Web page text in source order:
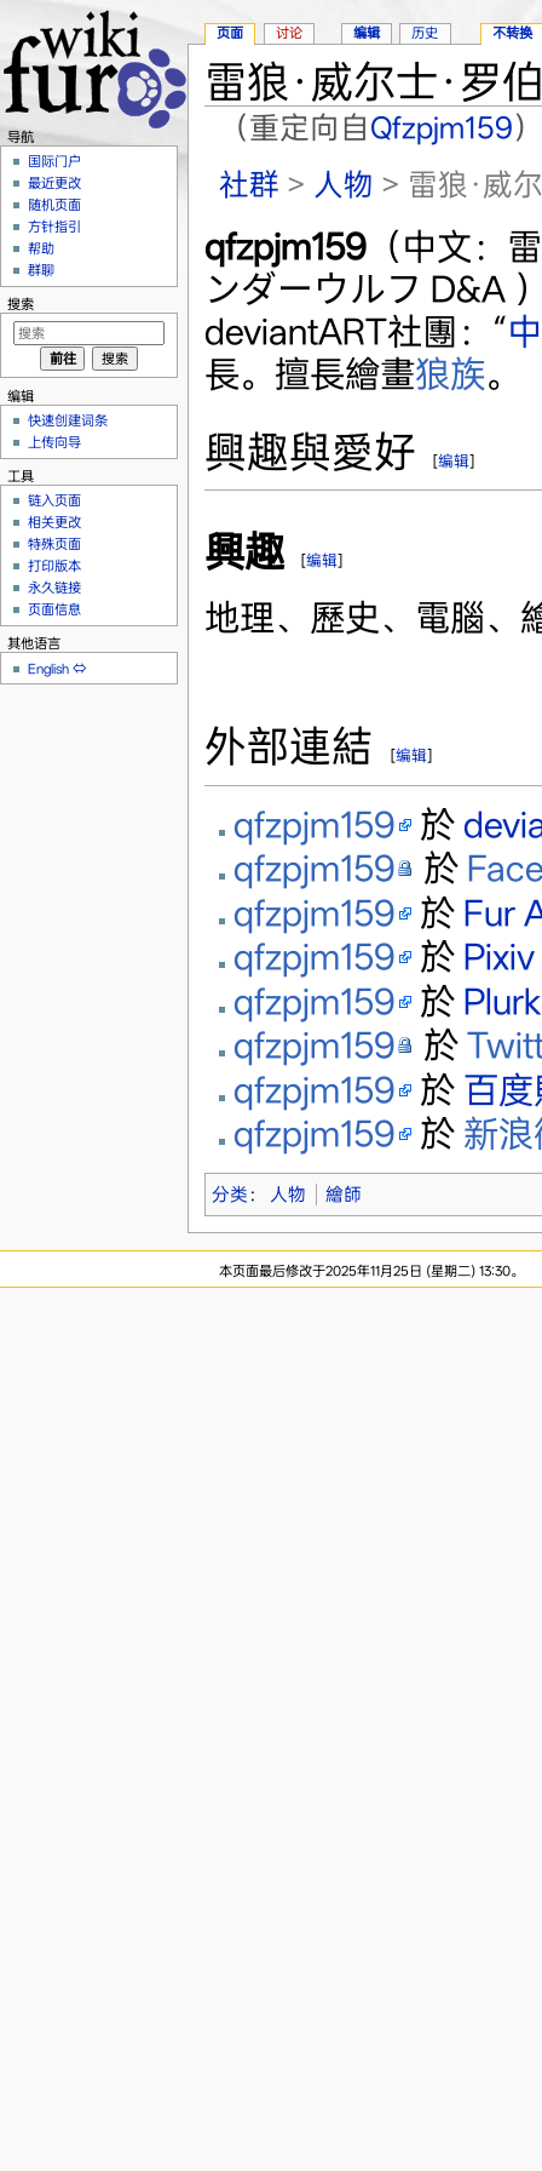
雷狼·威尔士·罗
（重定向自Qfzpjm159
社群 > 人物 > 雷狼·威
qfzpjm159（中文：
ンダーウルフ D&A
deviantART社團：“
長。擅長繪畫狼族。
興趣與愛好 [编辑]
興趣 [编辑]
地理、歷史、電腦、
外部連結 [编辑]
qfzpjm159 於
qfzpjm159
於
qfzpjm159 於 Fur
qfzpjm159 於 Pixiv
qfzpjm159 於 Plurk
qfzpjm159
於
qfzpjm159 於 百
qfzpjm159 於 新
分类 ： 人物 繪師
页面 讨论 编辑 历史 不转换
导航
国际门户
最近更改
随机页面
方针指引
帮助
群聊
搜索
编辑
快速创建词条
上传向导
工具
链入页面
相关更改
特殊页面
打印版本
永久链接
页面信息
其他语言
English ⇔
本页面最后修改于2025年11月25日 (星期二) 13:30。